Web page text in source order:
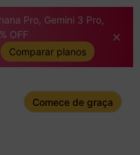
Pro, Gemini 3 Pro,
OFF
Comparar planos
Comece de graça